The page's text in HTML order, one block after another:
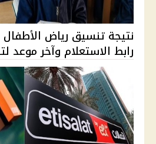
نتيجة تنسيق رياض الأطفال
رابط الاستعلام وآخر موعد